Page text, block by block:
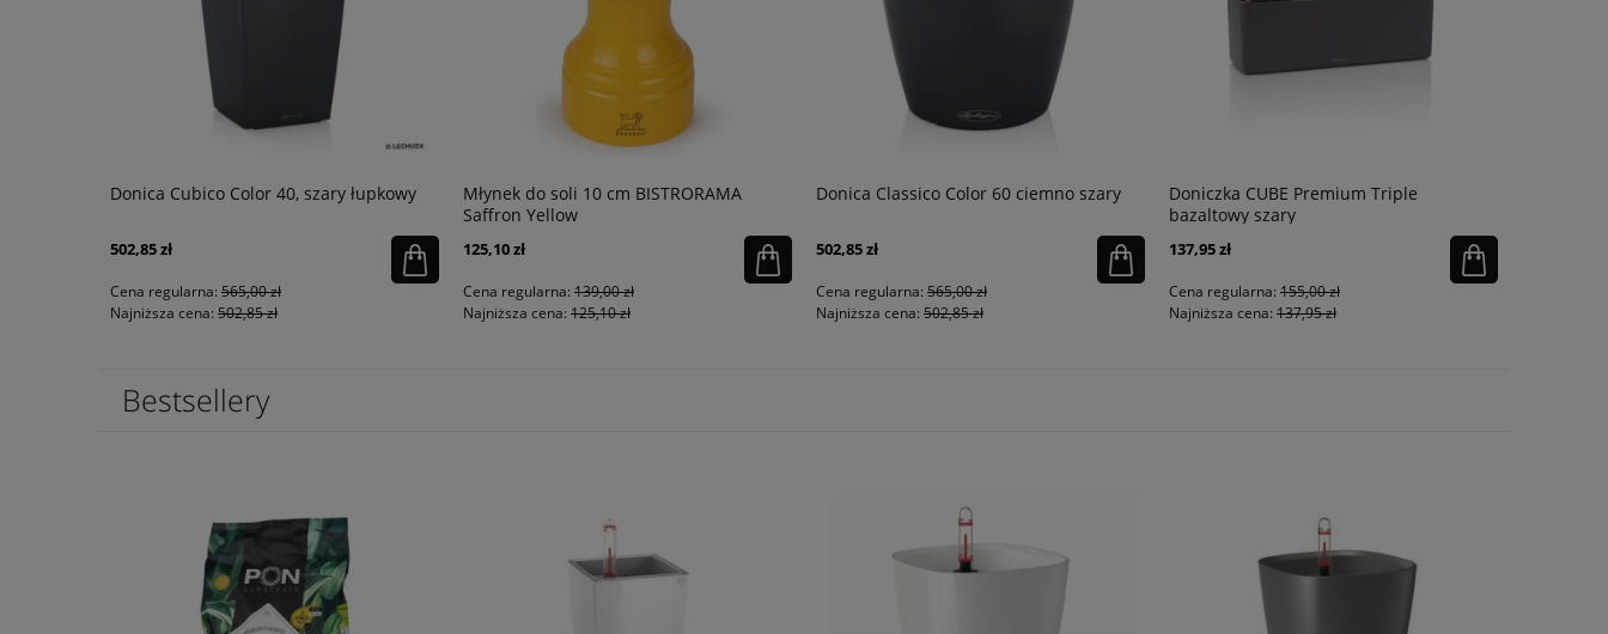
Donica Cubico Color 40, szary łupkowy
502,85 zł
Cena regularna: 565,00 zł
Najniższa cena: 502,85 zł
Młynek do soli 10 cm BISTRORAMA
Saffron Yellow
125,10 zł
Cena regularna: 139,00 zł
Najniższa cena: 125,10 zł
Donica Classico Color 60 ciemno szary
502,85 zł
Cena regularna: 565,00 zł
Najniższa cena: 502,85 zł
Doniczka CUBE Premium Triple
bazaltowy szary
137,95 zł
Cena regularna: 155,00 zł
Najniższa cena: 137,95 zł
Bestsellery